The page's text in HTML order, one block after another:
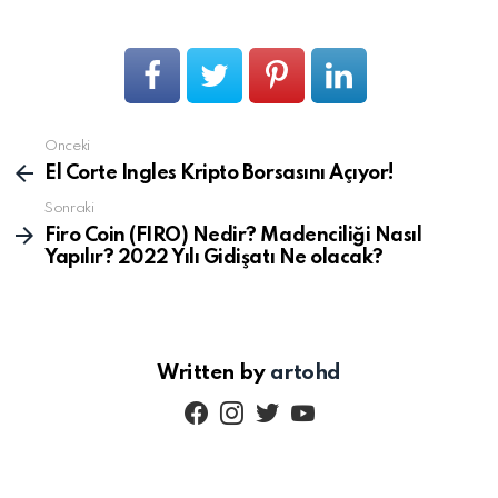
Devamını
gör
Önceki
El Corte Ingles Kripto Borsasını Açıyor!
Sonraki
Firo Coin (FIRO) Nedir? Madenciliği Nasıl
Yapılır? 2022 Yılı Gidişatı Ne olacak?
Written by artohd
facebookinstagram